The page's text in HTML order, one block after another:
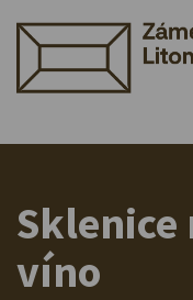
Sklenice
víno